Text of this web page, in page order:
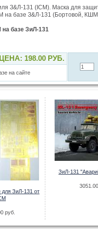
З&Л-131 (ICM). Маска для
на базе З&Л-131 (Бортовой,
базе ЗиЛ-131
ЦЕНА: 198.00 РУБ.
на сайте
для ЗиЛ-131 от
руб.
ЗиЛ-131